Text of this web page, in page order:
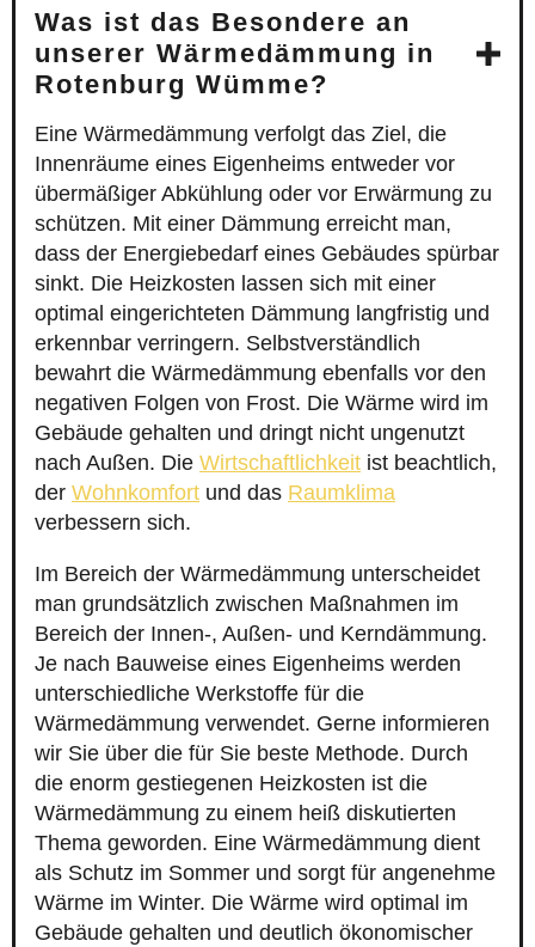
Was ist das Besondere an
unserer Wärmedämmung in
Rotenburg Wümme?
Eine Wärmedämmung verfolgt das Ziel, die
Innenräume eines Eigenheims entweder vor
übermäßiger Abkühlung oder vor Erwärmung zu
schützen. Mit einer Dämmung erreicht man,
dass der Energiebedarf eines Gebäudes spürbar
sinkt. Die Heizkosten lassen sich mit einer
optimal eingerichteten Dämmung langfristig und
erkennbar verringern. Selbstverständlich
bewahrt die Wärmedämmung ebenfalls vor den
negativen Folgen von Frost. Die Wärme wird im
Gebäude gehalten und dringt nicht ungenutzt
nach Außen. Die Wirtschaftlichkeit ist beachtlich,
der Wohnkomfort und das Raumklima
verbessern sich.
Im Bereich der Wärmedämmung unterscheidet
man grundsätzlich zwischen Maßnahmen im
Bereich der Innen-, Außen- und Kerndämmung.
Je nach Bauweise eines Eigenheims werden
unterschiedliche Werkstoffe für die
Wärmedämmung verwendet. Gerne informieren
wir Sie über die für Sie beste Methode. Durch
die enorm gestiegenen Heizkosten ist die
Wärmedämmung zu einem heiß diskutierten
Thema geworden. Eine Wärmedämmung dient
als Schutz im Sommer und sorgt für angenehme
Wärme im Winter. Die Wärme wird optimal im
Gebäude gehalten und deutlich ökonomischer